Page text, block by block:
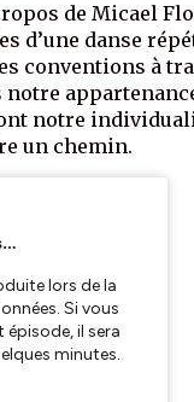
de Micael
d’une danse
conventions à
notre
un chemin.